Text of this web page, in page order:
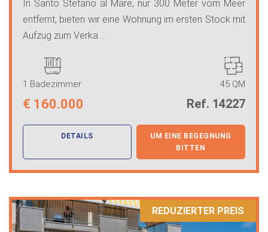
In Santo Stefano al Mare, nur 300 Meter vom Meer
entfernt, bieten wir eine Wohnung im ersten Stock mit
Aufzug zum Verka ...
1 Badezimmer 45 QM
€ 160.000 Ref. 14227
DETAILS
UM EINE BEGEGNUNG
BITTEN
REDUZIERTER PREIS